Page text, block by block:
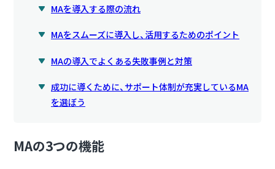
MAを導入する際の流れ
MAをスムーズに導入し、活用するためのポイント
MAの導入でよくある失敗事例と対策
成功に導くために、サポート体制が充実しているMA
を選ぼう
MAの3つの機能